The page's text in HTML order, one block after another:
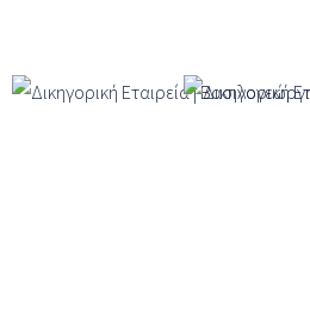
κυρίως